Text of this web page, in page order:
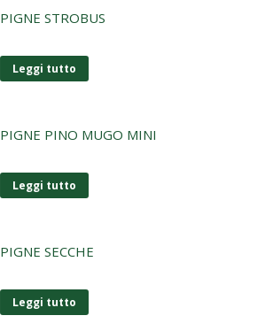
PIGNE STROBUS
Leggi tutto
PIGNE PINO MUGO MINI
Leggi tutto
PIGNE SECCHE
Leggi tutto